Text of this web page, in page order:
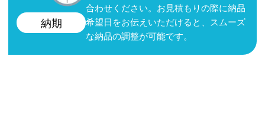
納期
合わせください。お見積もりの際に納品
希望日をお伝えいただけると、スムーズ
な納品の調整が可能です。